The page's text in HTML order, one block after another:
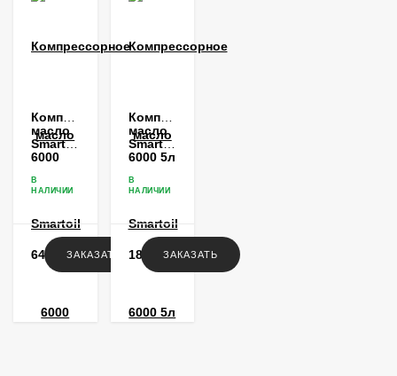
Компрессорное
масло
Smartoil
6000
В
НАЛИЧИИ
64 464 ₽
ЗАКАЗАТЬ
Компрессорное
масло
Smartoil
6000 5л
В
НАЛИЧИИ
18 960 ₽
ЗАКАЗАТЬ